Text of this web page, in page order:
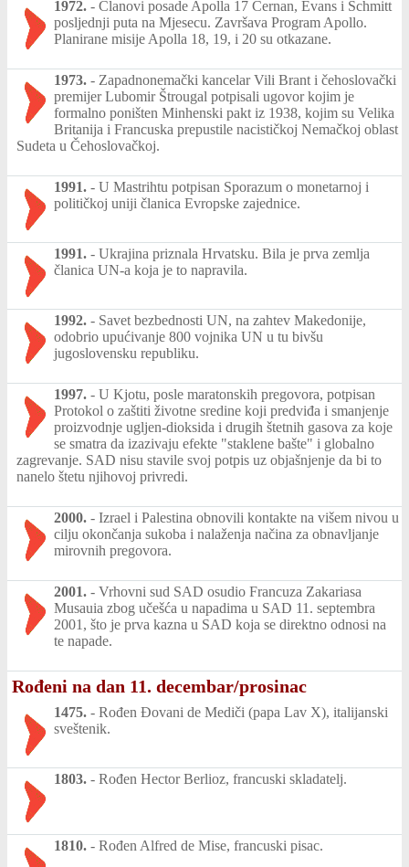
1972. - Članovi posade Apolla 17 Cernan, Evans i Schmitt
posljednji puta na Mjesecu. Završava Program Apollo.
Planirane misije Apolla 18, 19, i 20 su otkazane.
1973. - Zapadnonemački kancelar Vili Brant i čehoslovački
premijer Lubomir Štrougal potpisali ugovor kojim je
formalno poništen Minhenski pakt iz 1938, kojim su Velika
Britanija i Francuska prepustile nacističkoj Nemačkoj oblast
Sudeta u Čehoslovačkoj.
1991. - U Mastrihtu potpisan Sporazum o monetarnoj i
političkoj uniji članica Evropske zajednice.
1991. - Ukrajina priznala Hrvatsku. Bila je prva zemlja
članica UN-a koja je to napravila.
1992. - Savet bezbednosti UN, na zahtev Makedonije,
odobrio upućivanje 800 vojnika UN u tu bivšu
jugoslovensku republiku.
1997. - U Kjotu, posle maratonskih pregovora, potpisan
Protokol o zaštiti životne sredine koji predviđa i smanjenje
proizvodnje ugljen-dioksida i drugih štetnih gasova za koje
se smatra da izazivaju efekte "staklene bašte" i globalno
zagrevanje. SAD nisu stavile svoj potpis uz objašnjenje da bi to
nanelo štetu njihovoj privredi.
2000. - Izrael i Palestina obnovili kontakte na višem nivou u
cilju okončanja sukoba i nalaženja načina za obnavljanje
mirovnih pregovora.
2001. - Vrhovni sud SAD osudio Francuza Zakariasa
Musauia zbog učešća u napadima u SAD 11. septembra
2001, što je prva kazna u SAD koja se direktno odnosi na
te napade.
Rođeni na dan 11. decembar/prosinac
1475. - Rođen Đovani de Mediči (papa Lav X), italijanski
sveštenik.
1803. - Rođen Hector Berlioz, francuski skladatelj.
1810. - Rođen Alfred de Mise, francuski pisac.